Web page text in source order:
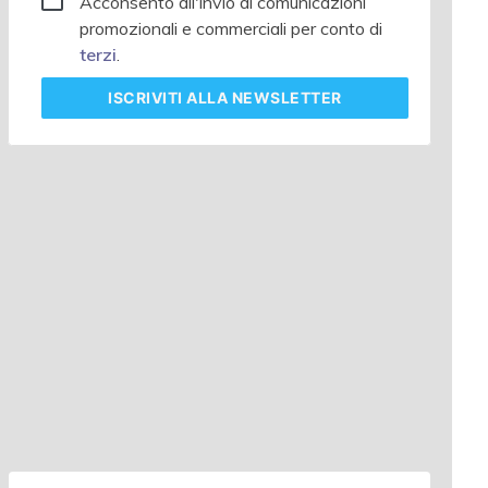
promozionali e commerciali per conto di
terzi.
ISCRIVITIALLA NEWSLETTER